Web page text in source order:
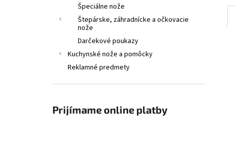
Špeciálne nože
Štepárske, záhradnícke a očkovacie
nože
Darčekové poukazy
Kuchynské nože a pomôcky
Reklamné predmety
Prijímame online platby